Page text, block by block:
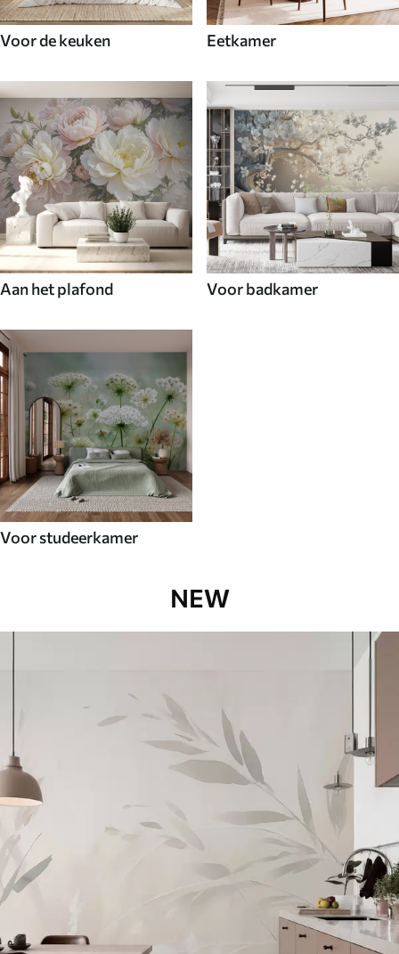
Voor de keuken Eetkamer
Aan het plafond Voor badkamer
Voor studeerkamer
NEW